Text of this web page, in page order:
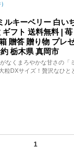
ルキーベリー 白い
フト 送料無料 |
贈答 贈り物 プレ
栃木県 真岡市
なくまろやかな甘さの「
粒DXサイズ！贅沢なひと